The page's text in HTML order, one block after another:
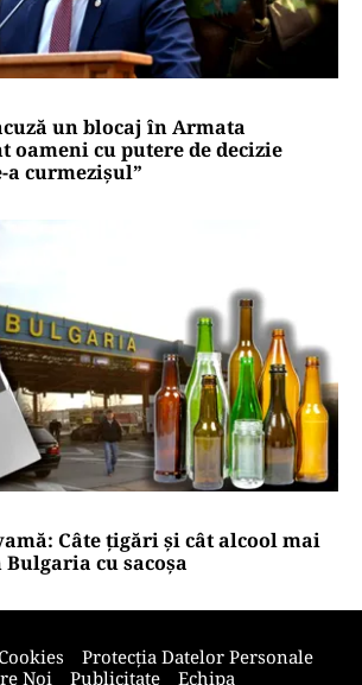
un blocaj în Armata
oameni cu putere de decizie
a curmezișul”
Câte țigări și cât alcool mai
cu sacoșa
Protecția Datelor Personale
Noi
Publicitate Echipa